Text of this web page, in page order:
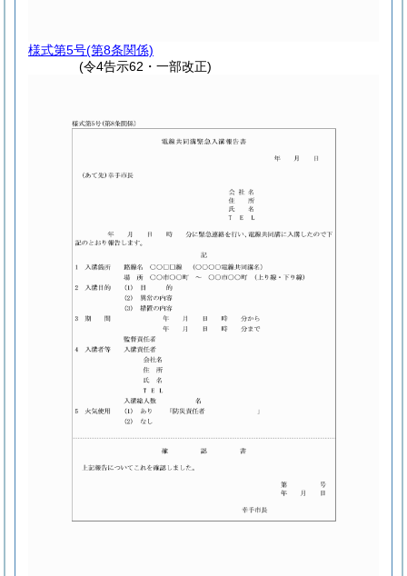
様式第5号(第8条関係)
(令4告示62・一部改正)